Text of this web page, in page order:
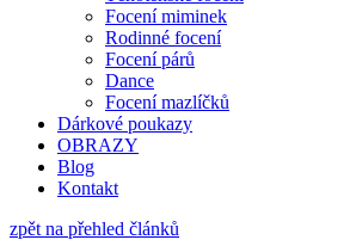
Focení miminek
Rodinné focení
Focení párů
Dance
Focení mazlíčků
Dárkové poukazy
OBRAZY
Blog
Kontakt
zpět na přehled článků